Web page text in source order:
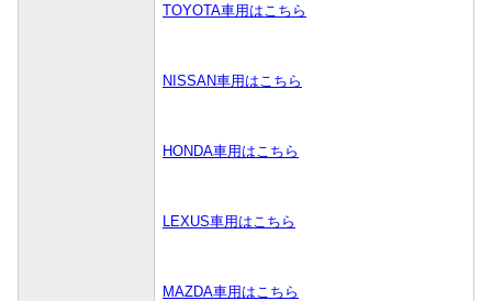
TOYOTA車用はこちら
NISSAN車用はこちら
HONDA車用はこちら
LEXUS車用はこちら
MAZDA車用はこちら